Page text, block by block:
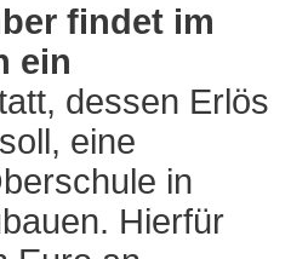
findet im
ein
dessen Erlös
eine
in
Hierfür